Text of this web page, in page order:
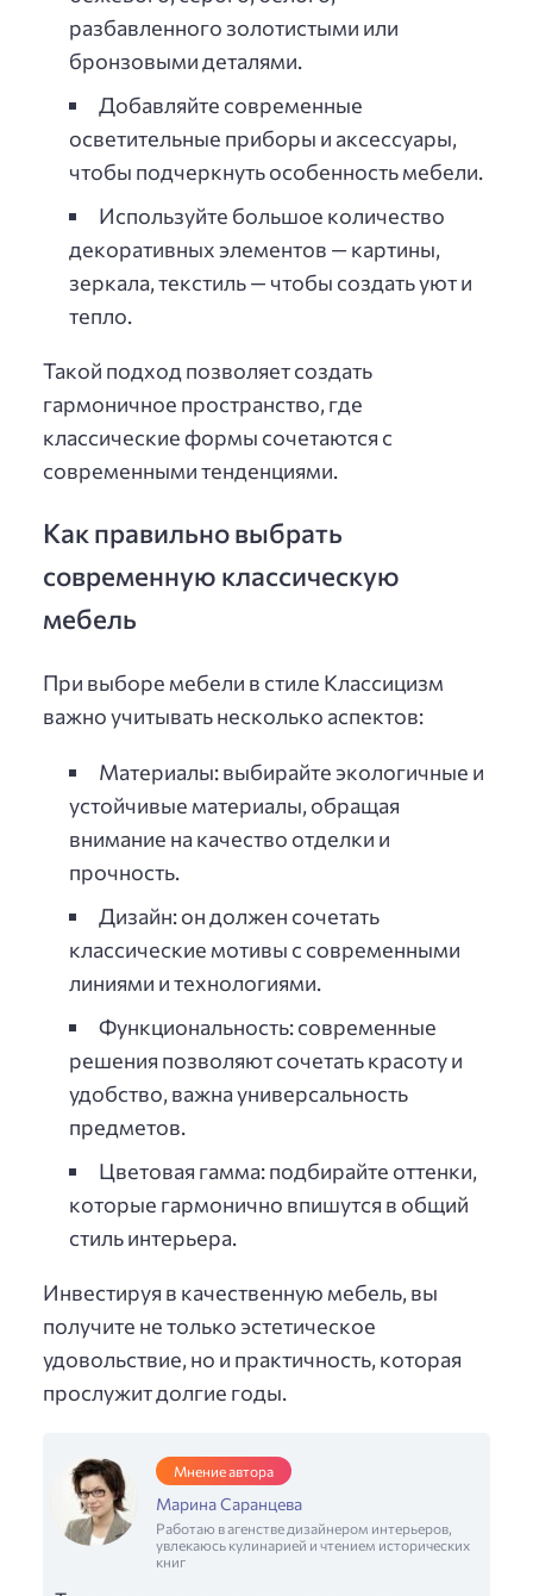
разбавленного золотистыми или
бронзовыми деталями.
Добавляйте современные
осветительные приборы и аксессуары,
чтобы подчеркнуть особенность мебели.
Используйте большое количество
декоративных элементов — картины,
зеркала, текстиль — чтобы создать уют и
тепло.
Такой подход позволяет создать
гармоничное пространство, где
классические формы сочетаются с
современными тенденциями.
Как правильно выбрать
современную классическую
мебель
При выборе мебели в стиле Классицизм
важно учитывать несколько аспектов:
Материалы: выбирайте экологичные и
устойчивые материалы, обращая
внимание на качество отделки и
прочность.
Дизайн: он должен сочетать
классические мотивы с современными
линиями и технологиями.
Функциональность: современные
решения позволяют сочетать красоту и
удобство, важна универсальность
предметов.
Цветовая гамма: подбирайте оттенки,
которые гармонично впишутся в общий
стиль интерьера.
Инвестируя в качественную мебель, вы
получите не только эстетическое
удовольствие, но и практичность, которая
прослужит долгие годы.
Мнение автора
Марина Саранцева
Работаю в агенстве дизайнером интерьеров,
увлекаюсь кулинарией и чтением исторических
книг